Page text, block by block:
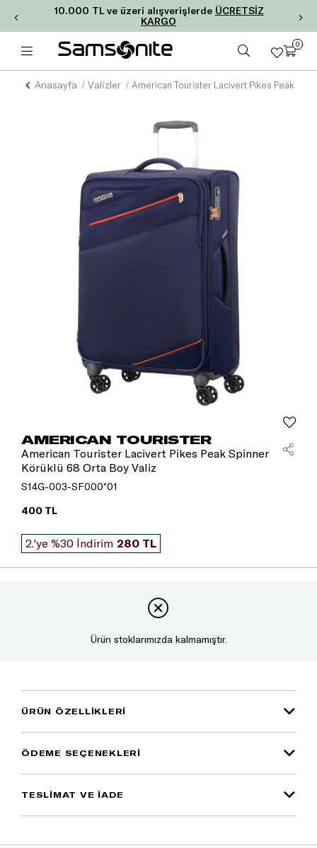
10.000 TL ve üzeri alışverişlerde ÜCRETSİZ
KARGO
0
Anasayfa Valizler
AMERICAN TOURISTER
American Tourister Lacivert Pikes Peak Spinner
Körüklü 68 Orta Boy Valiz
S14G-003-SF000*01
400 TL
2.'ye %30 İndirim 280 TL
Ürün stoklarımızda kalmamıştır.
ÜRÜN ÖZELLIKLERI
ÖDEME SEÇENEKLERI
TESLİMAT VE İADE